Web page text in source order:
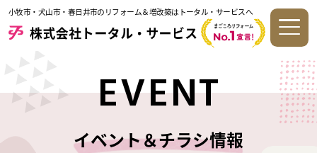
小牧市・犬山市・春日井市のリフォーム＆増改築はトータル・サービスへ
EVENT
イベント＆チラシ情報